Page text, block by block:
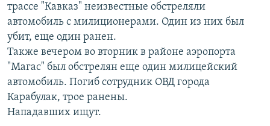
СОЦИАЛЬНЫЕ СЕТИ
Все сайты РСЕ/РС
трассе "Кавказ" неизвестные обстреляли
автомобиль с милиционерами. Один из них был
убит, еще один ранен.
Также вечером во вторник в районе аэропорта
"Магас" был обстрелян еще один милицейский
автомобиль. Погиб сотрудник ОВД города
Карабулак, трое ранены.
Нападавших ищут.